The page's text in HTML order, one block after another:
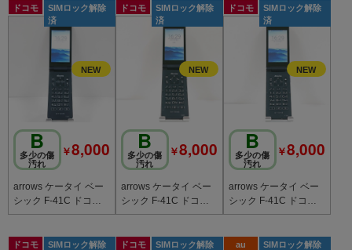
ドコモ
SIMロック解除
済
B
多少の傷
汚れ
￥8,000
arrows ケータイ ベー
シック F-41C ドコモ
ネイビー c21905
ドコモ
SIMロック解除
済
B
多少の傷
汚れ
￥8,000
arrows ケータイ ベー
シック F-41C ドコモ
ネイビー c21904
ドコモ
SIMロック解除
済
B
多少の傷
汚れ
￥8,000
arrows ケータイ ベー
シック F-41C ドコモ
ネイビー c21903
ドコモ
SIMロック解除
ドコモ
SIMロック解除
au
SIMロック解除